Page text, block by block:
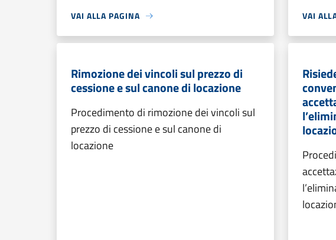
VAI ALLA PAGINA VAI
Rimozione dei vincoli sul prezzo di
cessione e sul canone di locazione
Procedimento di rimozione dei vincoli sul
prezzo di cessione e sul canone di
locazione